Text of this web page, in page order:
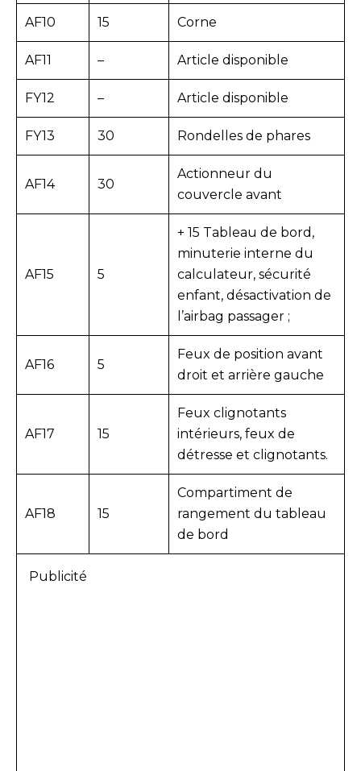
AF10 15 Corne
AF11 – Article disponible
FY12 – Article disponible
FY13 30 Rondelles de phares
AF14 30
Actionneur du
couvercle avant
AF15 5
+ 15 Tableau de bord,
minuterie interne du
calculateur, sécurité
enfant, désactivation de
l’airbag passager ;
AF16 5
Feux de position avant
droit et arrière gauche
AF17 15
Feux clignotants
intérieurs, feux de
détresse et clignotants.
AF18 15
Compartiment de
rangement du tableau
de bord
Publicité